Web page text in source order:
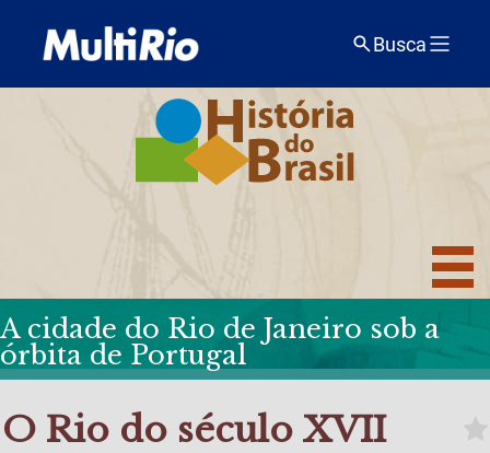
Busca
A cidade do Rio de Janeiro sob a
órbita de Portugal
O Rio do século XVII